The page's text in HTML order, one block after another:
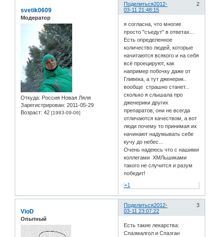
Поделиться 2
2012-
03-11 21:48:15
svetik0609
Модератор
Откуда: Россия Новая Ляля
Зарегистрирован: 2011-05-29
Возраст: 42 [1983-09-06]
я согласна, что многие
просто "съедут" в ответах...
Есть определенное
количество людей, которые
начитаются всякого и на себя
всё проецируют, как
например побочку даже от
Гливека, а тут дженерик..
вообще страшно станет...
сколько я слышала про
дженерики других
препаратов, они не всегда
отличаются качеством, а вот
люди почему то принимая их
начинают надумывать себе
кучу до небес...
Очень надеюсь что с нашими
коллегами ХМЛьшиками
такого не случится и разум
победит!
+1
Поделиться 3
2012-
03-11 23:07:22
VioD
Опытный
Есть такие лекарства:
Спазмалгол и Спазган